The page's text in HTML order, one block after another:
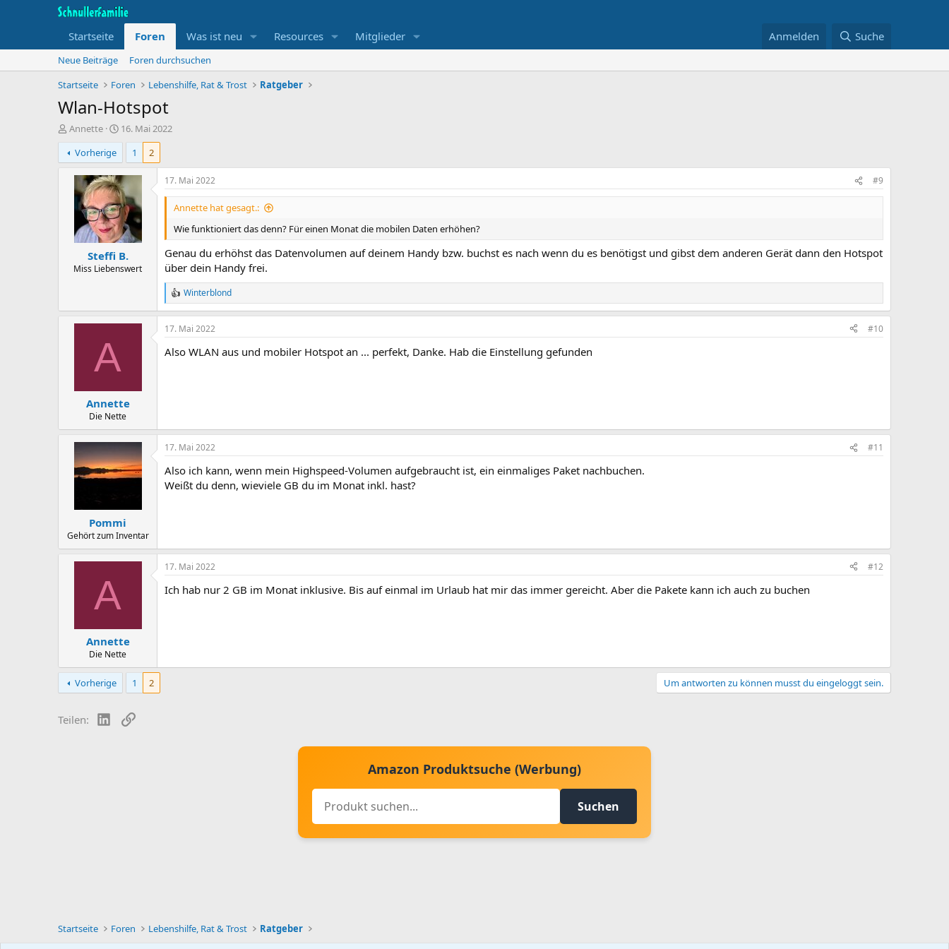
Startseite Foren Was ist neu Resources Mitglieder Anmelden Suche
Neue Beiträge
Foren durchsuchen
Startseite
Foren Lebenshilfe, Rat & Trost Ratgeber
Wlan-Hotspot
T
h
e
m
Annette
B
e
i
n
n
d
a
t
u
m
16. Mai 2022
Vorherige
1 2
Steffi B.
Miss Liebenswert
17. Mai 2022 #9
Annette hat gesagt.:
Wie funktioniert das denn? Für einen Monat die mobilen Daten erhöhen?
Genau du erhöhst das Datenvolumen auf deinem Handy bzw. buchst es nach wenn du es benötigst und gibst dem anderen Gerät dann den Hotspot
über dein Handy frei.
R
e
a
c
i
Winterblond
A
Annette
Die Nette
17. Mai 2022 #10
Also WLAN aus und mobiler Hotspot an ... perfekt, Danke. Hab die Einstellung gefunden
Pommi
Gehört zum Inventar
17. Mai 2022 #11
Also ich kann, wenn mein Highspeed-Volumen aufgebraucht ist, ein einmaliges Paket nachbuchen.
Weißt du denn, wieviele GB du im Monat inkl. hast?
A
Annette
Die Nette
17. Mai 2022 #12
Ich hab nur 2 GB im Monat inklusive. Bis auf einmal im Urlaub hat mir das immer gereicht. Aber die Pakete kann ich auch zu buchen
Vorherige 1 2 Um antworten zu können musst du eingeloggt sein.
Teilen: LinkedIn
Link
Amazon Produktsuche (Werbung)
Suchen
Startseite Foren Lebenshilfe, Rat & Trost Ratgeber